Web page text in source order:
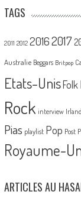
TAGS
2011 2012 20162017
Australie Beggars Britpop
Etats-UnisFolk
Rock interview
Pias playlist Pop Post
Royaume-
ARTICLES AU